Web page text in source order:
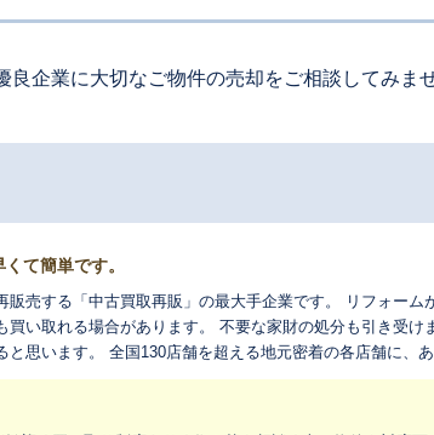
企業に大切なご物件の売却をご相談してみませ
て簡単です。
売する「中古買取再販」の最大手企業です。 リフォーム
い取れる場合があります。 不要な家財の処分も引き受け
思います。 全国130店舗を超える地元密着の各店舗に、あ
てください。